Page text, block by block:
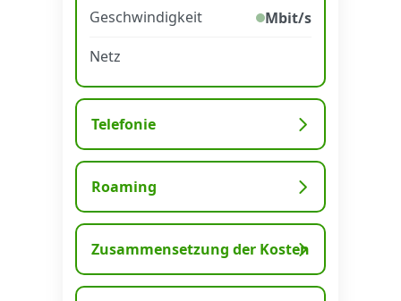
Über uns
Datenschutz
Geschwindigkeit
Mbit/s
Netz
Telefonie
Roaming
Zusammensetzung der Kosten